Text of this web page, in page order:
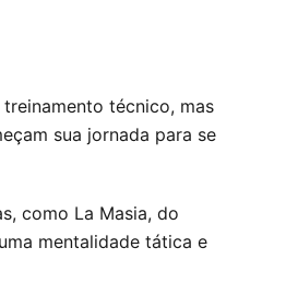
técnico, mas
sua jornada para se
como La Masia, do
mentalidade tática e